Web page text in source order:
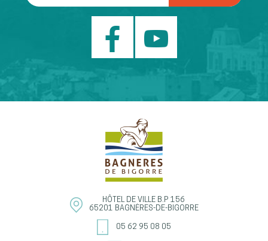
HÔTEL DE VILLE B.P 156
65201 BAGNÈRES-DE-BIGORRE
05 62 95 08 05